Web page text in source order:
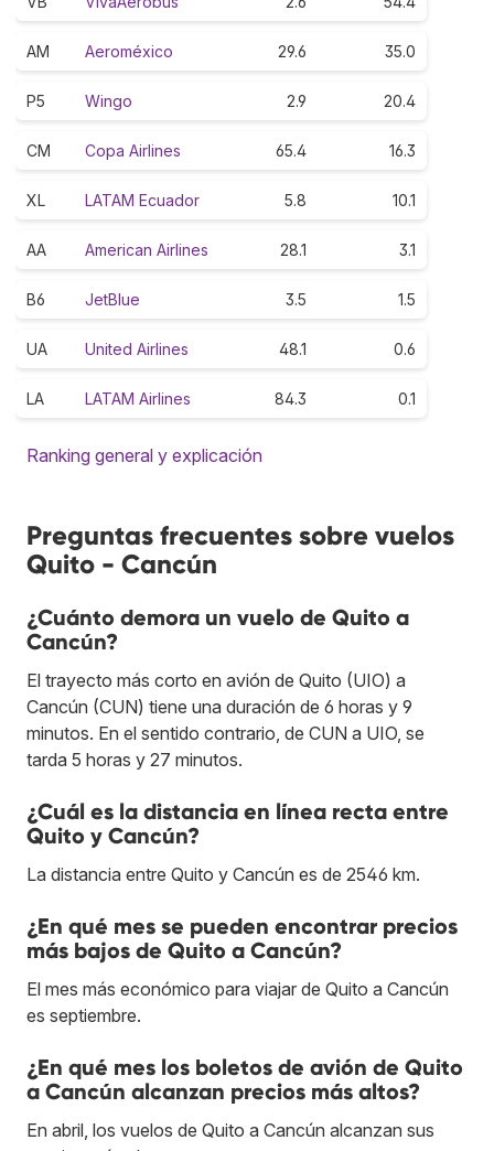
AM Aeroméxico 29.6 35.0
P5 Wingo 2.9 20.4
CM Copa Airlines 65.4 16.3
XL LATAM Ecuador 5.8 10.1
AA American Airlines 28.1 3.1
B6 JetBlue 3.5 1.5
UA United Airlines 48.1 0.6
LA LATAM Airlines 84.3 0.1
Ranking general y explicación
Preguntas frecuentes sobre vuelos
Quito - Cancún
¿Cuánto demora un vuelo de Quito a
Cancún?
El trayecto más corto en avión de Quito (UIO) a
Cancún (CUN) tiene una duración de 6 horas y 9
minutos. En el sentido contrario, de CUN a UIO, se
tarda 5 horas y 27 minutos.
¿Cuál es la distancia en línea recta entre
Quito y Cancún?
La distancia entre Quito y Cancún es de 2546 km.
¿En qué mes se pueden encontrar precios
más bajos de Quito a Cancún?
El mes más económico para viajar de Quito a Cancún
es septiembre.
¿En qué mes los boletos de avión de Quito
a Cancún alcanzan precios más altos?
En abril, los vuelos de Quito a Cancún alcanzan sus